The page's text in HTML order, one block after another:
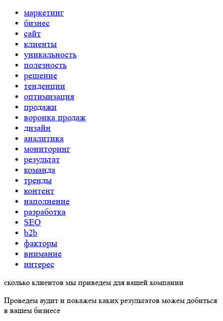
маркетинг
бизнес
сайт
клиенты
уникальность
полезность
решение
тенденции
оптимизация
продажи
воронка продаж
дизайн
аналитика
мониторинг
результат
команда
тренды
контент
наполнение
разработка
SEO
b2b
факторы
внимание
интерес
сколько клиентов мы приведем для вашей компании
Проведем аудит и покажем каких результатов можем добиться
в вашем бизнесе